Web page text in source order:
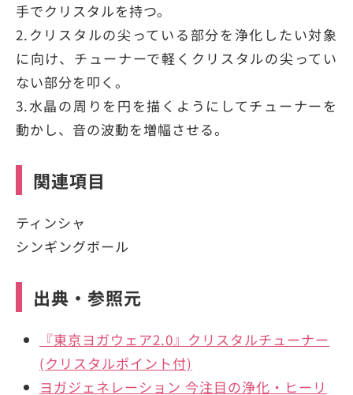
手でクリスタルを持つ。
2.クリスタルの尖っている部分を浄化したい対象
に向け、チューナーで軽くクリスタルの尖ってい
ない部分を叩く。
3.水晶の周りを円を描くようにしてチューナーを
動かし、音の波動を増幅させる。
関連項目
ティンシャ
シンギングボール
出典・参照元
『東京ヨガウェア2.0』クリスタルチューナー
(クリスタルポイント付)
ヨガジェネレーション 今注目の浄化・ヒーリ